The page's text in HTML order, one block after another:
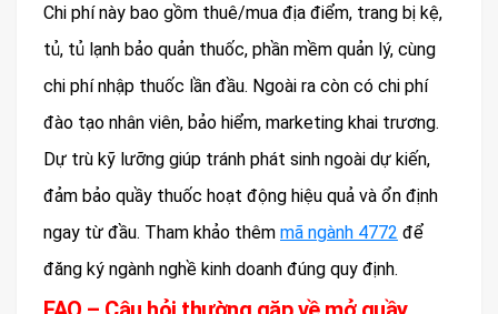
Chi phí này bao gồm thuê/mua địa điểm, trang bị kệ,
tủ, tủ lạnh bảo quản thuốc, phần mềm quản lý, cùng
chi phí nhập thuốc lần đầu. Ngoài ra còn có chi phí
đào tạo nhân viên, bảo hiểm, marketing khai trương.
Dự trù kỹ lưỡng giúp tránh phát sinh ngoài dự kiến,
đảm bảo quầy thuốc hoạt động hiệu quả và ổn định
ngay từ đầu. Tham khảo thêm mã ngành 4772 để
đăng ký ngành nghề kinh doanh đúng quy định.